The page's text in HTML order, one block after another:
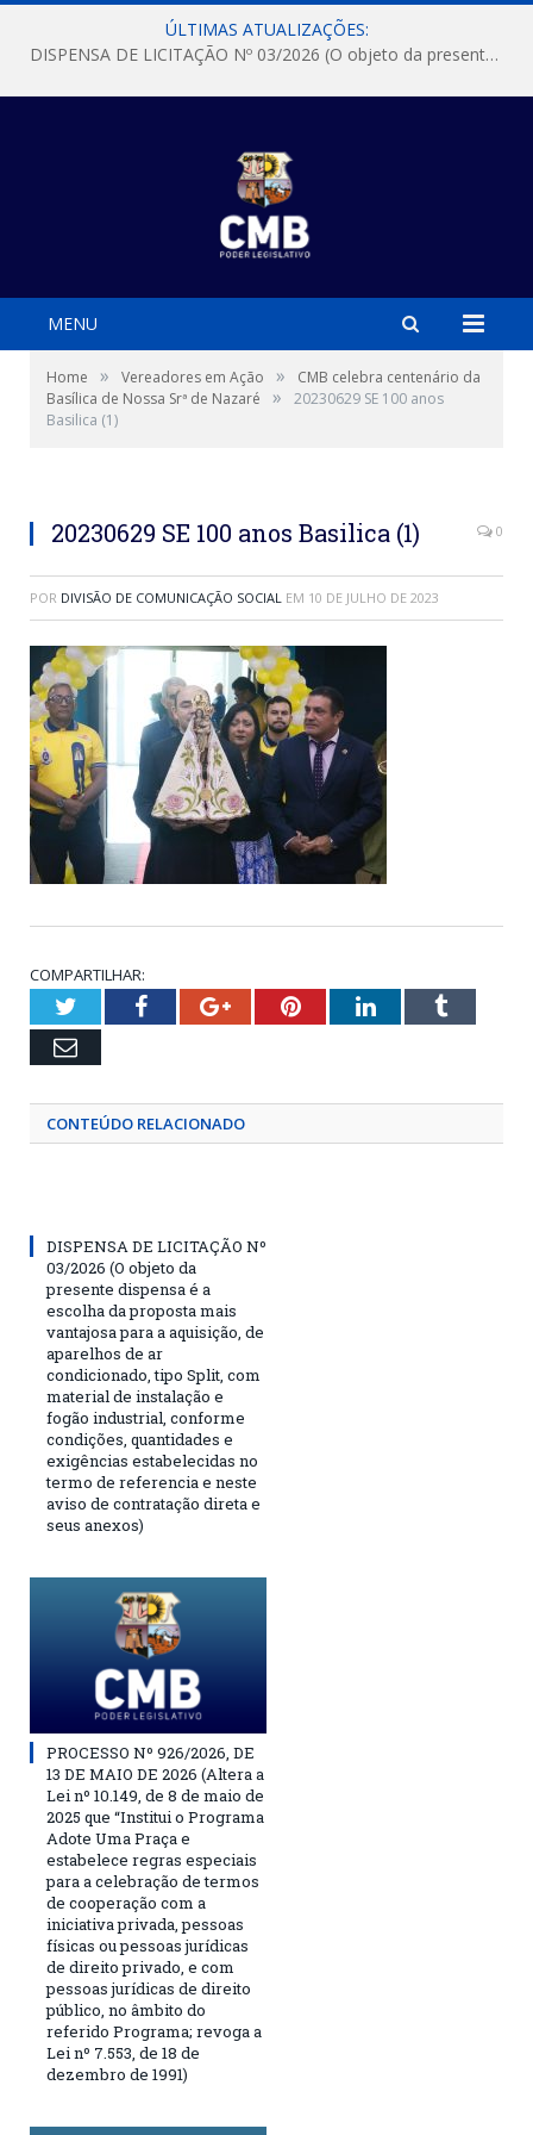
ÚLTIMAS ATUALIZAÇÕES:
DISPENSA DE LICITAÇÃO Nº 03/2026 (O objeto da presente dispensa é a escolha da proposta mais vantajosa para a aquisição, de aparelhos de ar condicionado, tipo Split, com material de instalação e fogão industrial, conforme condições, quantidades e exigências estabelecidas no termo de referencia e neste aviso de contratação direta e seus anexos)
MENU
Home » Vereadores em Ação »
CMB celebra centenário da
Basílica de Nossa Srª de Nazaré
»
20230629 SE 100 anos
Basilica (1)
20230629 SE 100 anos Basilica (1) 0
POR DIVISÃO DE COMUNICAÇÃO SOCIAL EM 10 DE JULHO DE 2023
COMPARTILHAR:
TwitterFacebookGoogle+PinterestLinkedInTumblr
Email
CONTEÚDO RELACIONADO
DISPENSA DE LICITAÇÃO Nº
03/2026 (O objeto da
presente dispensa é a
escolha da proposta mais
vantajosa para a aquisição, de
aparelhos de ar
condicionado, tipo Split, com
material de instalação e
fogão industrial, conforme
condições, quantidades e
exigências estabelecidas no
termo de referencia e neste
aviso de contratação direta e
seus anexos)
PROCESSO Nº 926/2026, DE
13 DE MAIO DE 2026 (Altera a
Lei nº 10.149, de 8 de maio de
2025 que “Institui o Programa
Adote Uma Praça e
estabelece regras especiais
para a celebração de termos
de cooperação com a
iniciativa privada, pessoas
físicas ou pessoas jurídicas
de direito privado, e com
pessoas jurídicas de direito
público, no âmbito do
referido Programa; revoga a
Lei nº 7.553, de 18 de
dezembro de 1991)